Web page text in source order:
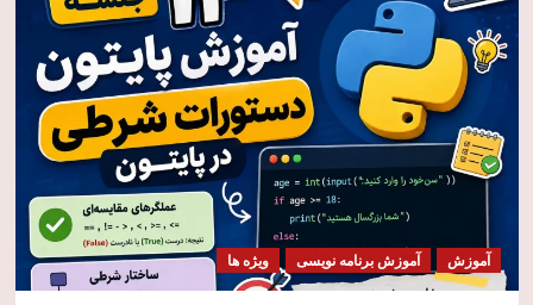
آموزش آموزش برنامه نویسی ویژه ها